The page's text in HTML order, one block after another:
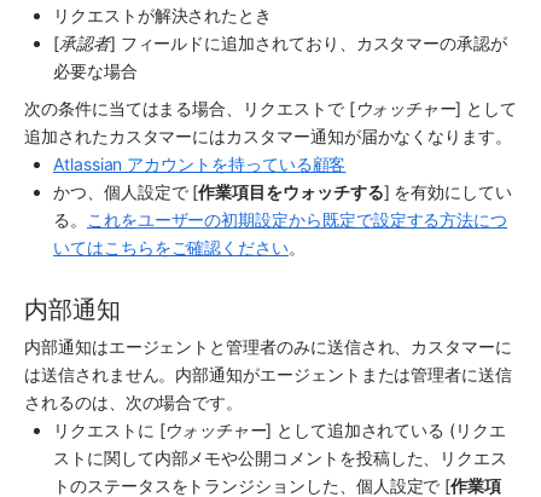
リクエストが解決されたとき
[承認者] フィールドに追加されており、カスタマーの承認が
必要な場合
次の条件に当てはまる場合、リクエストで [ウォッチャー] として
追加されたカスタマーにはカスタマー通知が届かなくなります。
Atlassian アカウントを持っている顧客
かつ、個人設定で [作業項目をウォッチする] を有効にしてい
る。
これをユーザーの初期設定から既定で設定する方法につ
いてはこちらをご確認ください。
内部通知
内部通知はエージェントと管理者のみに送信され、カスタマーに
は送信されません。内部通知がエージェントまたは管理者に送信
されるのは、次の場合です。
リクエストに [ウォッチャー] として追加されている (リクエ
ストに関して内部メモや公開コメントを投稿した、リクエス
トのステータスをトランジションした、個人設定で [作業項